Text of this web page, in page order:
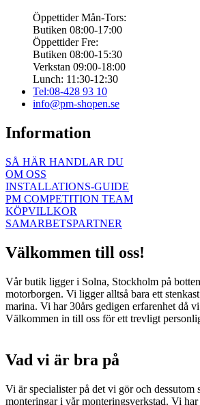
Öppettider Mån-Tors:
Butiken 08:00-17:00
Öppettider Fre:
Butiken 08:00-15:30
Verkstan 09:00-18:00
Lunch: 11:30-12:30
Tel:08-428 93 10
info@pm-shopen.se
Information
SÅ HÄR HANDLAR DU
OM OSS
INSTALLATIONS-GUIDE
PM COMPETITION TEAM
KÖPVILLKOR
SAMARBETSPARTNER
Välkommen till oss!
Vår butik ligger i Solna, Stockholm på
motorborgen. Vi ligger alltså bara ett
marina. Vi har 30års gedigen erfarenhet då
Välkommen in till oss för ett trevligt
Vad vi är bra på
Vi är specialister på det vi gör och dessutom
monteringar i vår monteringsverkstad. Vi